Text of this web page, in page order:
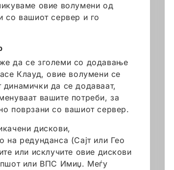
овие волумени од
со вашиот сервер и го
да се зголеми со додавање
Клауд, овие волумени се
да се додаваат,
вашите потреби, за
поврзани со вашиот сервер.
дискови,
на редунданса (Сајт или Гео
или исклучите овие дискови
или ВПС Имиџ. Меѓу